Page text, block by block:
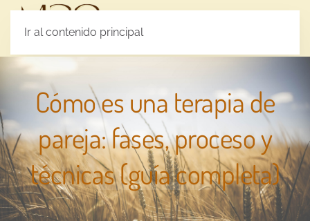
Ir al contenido principal
Cómo es una terapia de
pareja: fases, proceso y
técnicas (guía completa)